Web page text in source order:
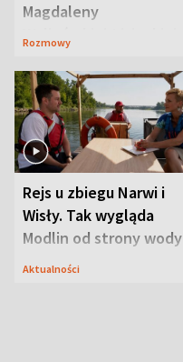
Magdaleny
Waligórskiej-Lisieckiej.
Rozmowy
Rejs u zbiegu Narwi i
Wisły. Tak wygląda
Modlin od strony wody
Aktualności